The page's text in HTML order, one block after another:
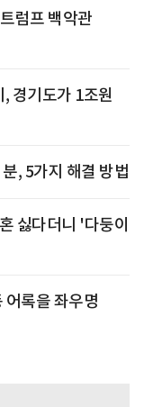
럼프 백악관
경기도가 1조원
, 5가지 해결 방법
싫다더니 '다둥이
록을 좌우명